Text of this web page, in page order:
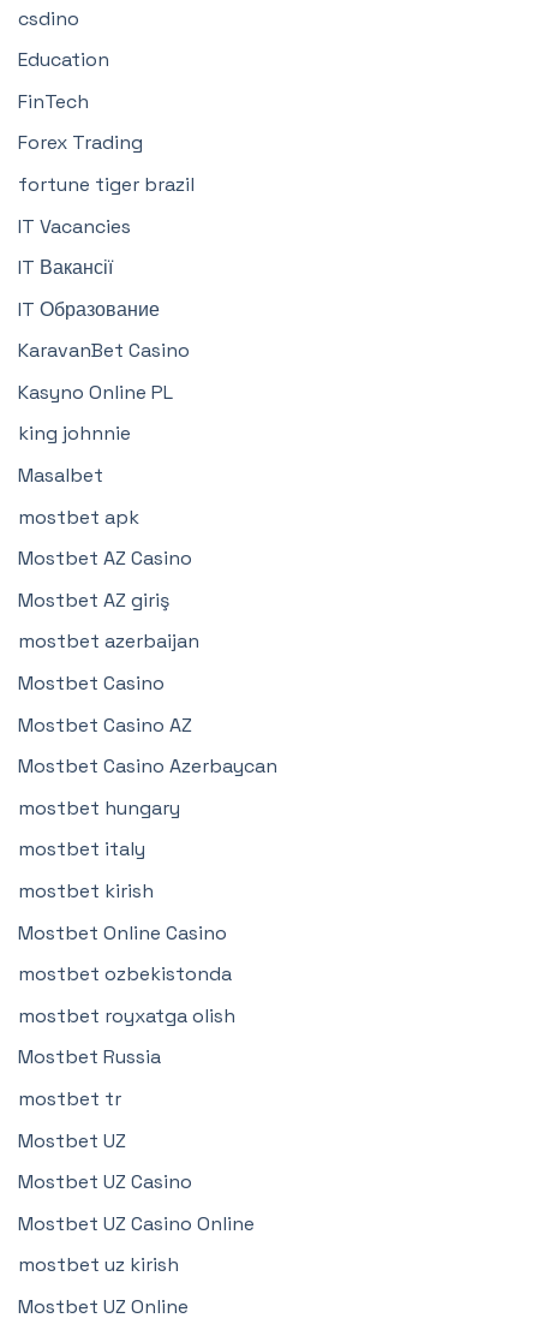
csdino
Education
FinTech
Forex Trading
fortune tiger brazil
IT Vacancies
IT Вакансії
IT Образование
KaravanBet Casino
Kasyno Online PL
king johnnie
Masalbet
mostbet apk
Mostbet AZ Casino
Mostbet AZ giriş
mostbet azerbaijan
Mostbet Casino
Mostbet Casino AZ
Mostbet Casino Azerbaycan
mostbet hungary
mostbet italy
mostbet kirish
Mostbet Online Casino
mostbet ozbekistonda
mostbet royxatga olish
Mostbet Russia
mostbet tr
Mostbet UZ
Mostbet UZ Casino
Mostbet UZ Casino Online
mostbet uz kirish
Mostbet UZ Online